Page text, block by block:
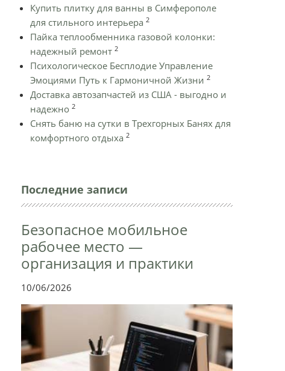
Купить плитку для ванны в Симферополе
для стильного интерьера 2
Пайка теплообменника газовой колонки:
надежный ремонт 2
Психологическое Бесплодие Управление
Эмоциями Путь к Гармоничной Жизни 2
Доставка автозапчастей из США - выгодно и
надежно 2
Снять баню на сутки в Трехгорных Банях для
комфортного отдыха 2
Последние записи
Безопасное мобильное
рабочее место —
организация и практики
10/06/2026